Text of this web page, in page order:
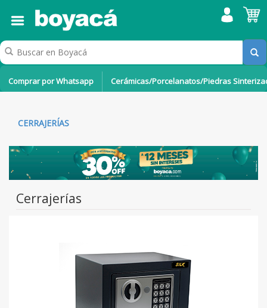
Comprar por Whatsapp Cerámicas/Porcelanatos/Piedras
CERRAJERÍAS
Cerrajerías